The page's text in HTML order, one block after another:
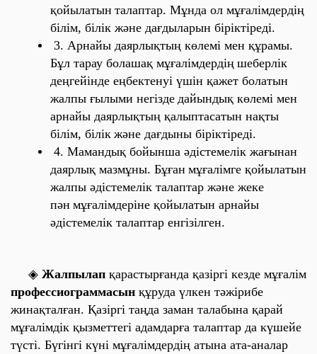
қойылатын талаптар. Мұнда ол мұғалімдердің
білім, білік және дағдыларын біріктіреді.
3. Арнайы даярлықтың көлемі мен құрамы.
Бұл тарау болашақ мұғалімдердің шеберлік
деңгейінде еңбектенуі үшін қажет болатын
жалпы ғылыми негізде дайындық көлемі мен
арнайы даярлықтың қалыптасатын нақты
білім, білік және дағдыны біріктіреді.
4. Мамандық бойынша әдістемелік жағынан
даярлық мазмұны. Бұған мұғалімге қойылатын
жалпы әдістемелік талаптар және жеке
пән мұғалімдеріне қойылатын арнайы
әдістемелік талаптар енгізілген.
◈ Жалпылап қарастырғанда қазіргі кезде мұғалім
профессиограммасын құруда үлкен тәжірибе
жинақталған. Қазіргі таңда заман талабына қарай
мұғалімдік қызметтегі адамдарға талаптар да күшейе
түсті. Бүгінгі күні мұғалімдердің атына ата-аналар